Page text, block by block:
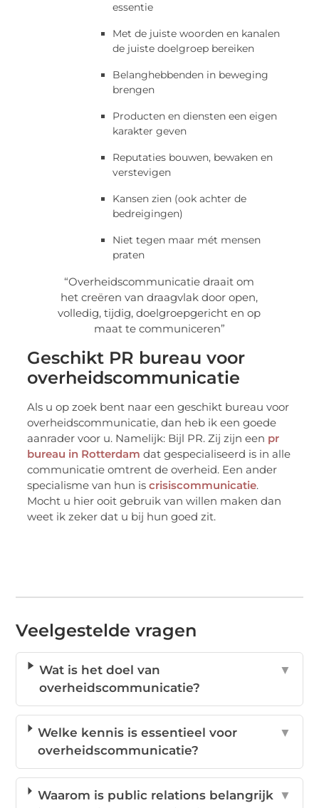
essentie
Met de juiste woorden en kanalen
de juiste doelgroep bereiken
Belanghebbenden in beweging
brengen
Producten en diensten een eigen
karakter geven
Reputaties bouwen, bewaken en
verstevigen
Kansen zien (ook achter de
bedreigingen)
Niet tegen maar mét mensen
praten
“Overheidscommunicatie draait om
het creëren van draagvlak door open,
volledig, tijdig, doelgroepgericht en op
maat te communiceren”
Geschikt PR bureau voor
overheidscommunicatie
Als u op zoek bent naar een geschikt bureau voor
overheidscommunicatie, dan heb ik een goede
aanrader voor u. Namelijk: Bijl PR. Zij zijn een pr
bureau in Rotterdam dat gespecialiseerd is in alle
communicatie omtrent de overheid. Een ander
specialisme van hun iscrisiscommunicatie.
Mocht u hier ooit gebruik van willen maken dan
weet ik zeker dat u bij hun goed zit.
Veelgestelde vragen
Wat is het doel van
overheidscommunicatie?
▼
Welke kennis is essentieel voor
overheidscommunicatie?
▼
Waarom is public relations belangrijk ▼